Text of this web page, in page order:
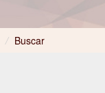
/ Buscar